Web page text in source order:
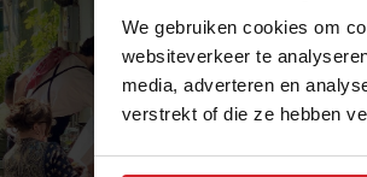
We gebruiken cookies om
websiteverkeer te
media, adverteren en
verstrekt of die ze hebben